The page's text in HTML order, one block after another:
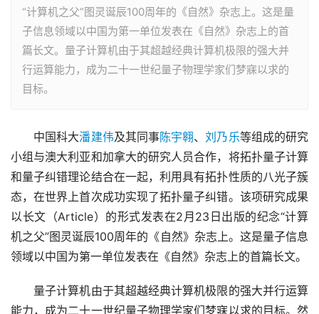
“计算机之父”图灵诞辰100周年的《自然》杂志上。这是量
子信息领域以中国为第一单位发表在《自然》杂志上的首
篇长文。量子计算机由于其超越经典计算机极限的强大并
行运算能力，成为二十一世纪量子物理学家们梦寐以求的
目标。
中国科大潘建伟及其同事陈宇翱、刘乃乐等组成的研究
小组与澳大利亚和加拿大的研究人员合作，将拓扑量子计算
和量子纠错理论结合在一起，利用具有拓扑性质的八光子簇
态，在世界上首次成功实现了拓扑量子纠错。该项研究成果
以长文（Article）的形式发表在2月23日出版的纪念“计算
机之父”图灵诞辰100周年的《自然》杂志上。这是量子信息
领域以中国为第一单位发表在《自然》杂志上的首篇长文。
量子计算机由于其超越经典计算机极限的强大并行运算
能力，成为二十一世纪量子物理学家们梦寐以求的目标。然